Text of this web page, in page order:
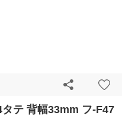
テ 背幅33mm フ-F47